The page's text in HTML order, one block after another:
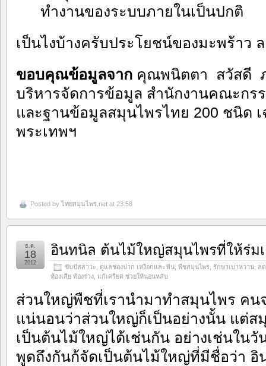
ทำงานของระบบภายในเป็นปกติ
เป็นไงบ้างครับประโยชน์ของมะพร้าว
ขอบคุณข้อมูลจาก คุณพนิตตา สวัสดี
บริหารจัดการข้อมูล สำนักงานคณะกร
และฐานข้อมูลสมุนไพรไทย 200 ชนิด
พระเทพฯ
Posted byไทยสมุนไพร.net at 23:58
อินทนิล ต้นไม้ใหญ่สมุนไพรที่ให้ร่มเ
ขับปัสสาวะ ดูแลช่องปาก เหงือกและฟัน พืชสมุนไพร รักษาเบาหวาน ล
ท้องเสีย ท้องร่วง แก้เครียด ช่วยให้นอนหลับ
ธ.ค.
18
2012
ส่วนใหญ่พืชที่เรานำมาทำสมุนไพร คน
แน่นอนว่าส่วนใหญ่ก็เป็นอย่างนั้น แต่ส
เป็นต้นไม้ใหญ่ได้เช่นกัน อย่างเช่นใน
พูดถึงกันก้จัดเป็นต้นไม้ใหญ่ที่มีชื่อว่า อิ